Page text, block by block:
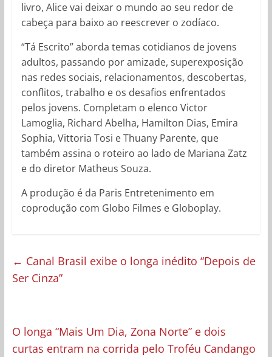
livro, Alice vai deixar o mundo ao seu redor de
cabeça para baixo ao reescrever o zodíaco.
“Tá Escrito” aborda temas cotidianos de jovens
adultos, passando por amizade, superexposição
nas redes sociais, relacionamentos, descobertas,
conflitos, trabalho e os desafios enfrentados
pelos jovens. Completam o elenco Victor
Lamoglia, Richard Abelha, Hamilton Dias, Emira
Sophia, Vittoria Tosi e Thuany Parente, que
também assina o roteiro ao lado de Mariana Zatz
e do diretor Matheus Souza.
A produção é da Paris Entretenimento em
coprodução com Globo Filmes e Globoplay.
← Canal Brasil exibe o longa inédito “Depois de
Ser Cinza”
O longa “Mais Um Dia, Zona Norte” e dois
curtas entram na corrida pelo Troféu Candango